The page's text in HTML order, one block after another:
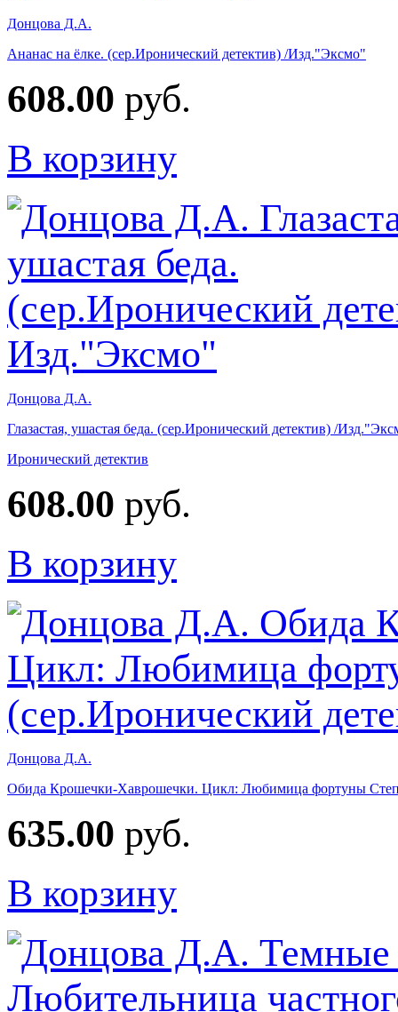
Донцова Д.А.
Ананас на ёлке. (сер.Иронический детектив) /Изд."Эксмо"
608.00 руб.
В корзину
Донцова Д.А.
Глазастая, ушастая беда. (сер.Иронический детектив) /
Иронический детектив
608.00 руб.
В корзину
Донцова Д.А.
Обида Крошечки-Хаврошечки. Цикл: Любимица фортуны
635.00 руб.
В корзину